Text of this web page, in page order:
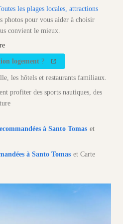
les plages locales, attractions
photos pour vous aider à choisir
convient le mieux.
logement ?
les hôtels et restaurants familiaux.
profiter des sports nautiques, des
à Santo Tomas et
à Santo Tomas et Carte